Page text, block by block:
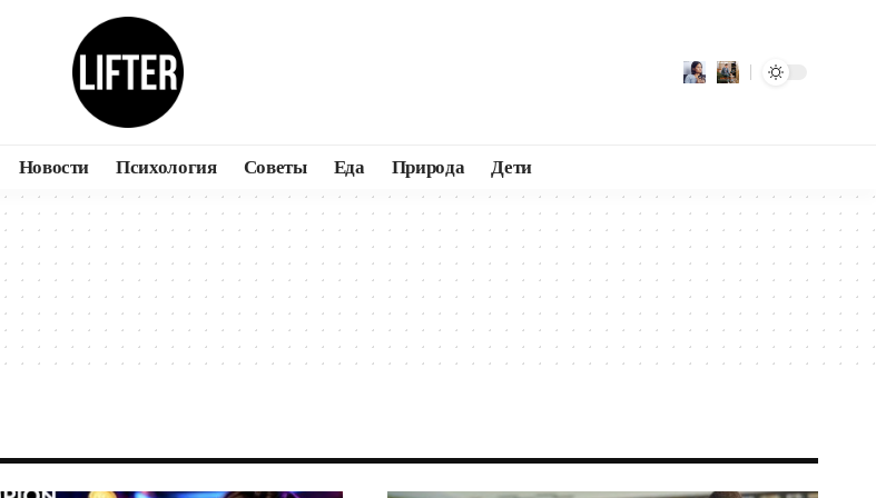
Новости Психология Советы Еда Природа Дети